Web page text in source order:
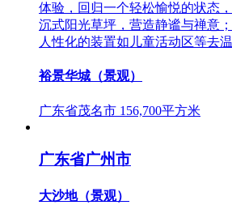
体验，回归一个轻松愉悦的状态
沉式阳光草坪，营造静谧与禅意
人性化的装置如儿童活动区等去温
裕景华城（景观）
广东省茂名市 156,700平方米
广东省广州市
大沙地（景观）